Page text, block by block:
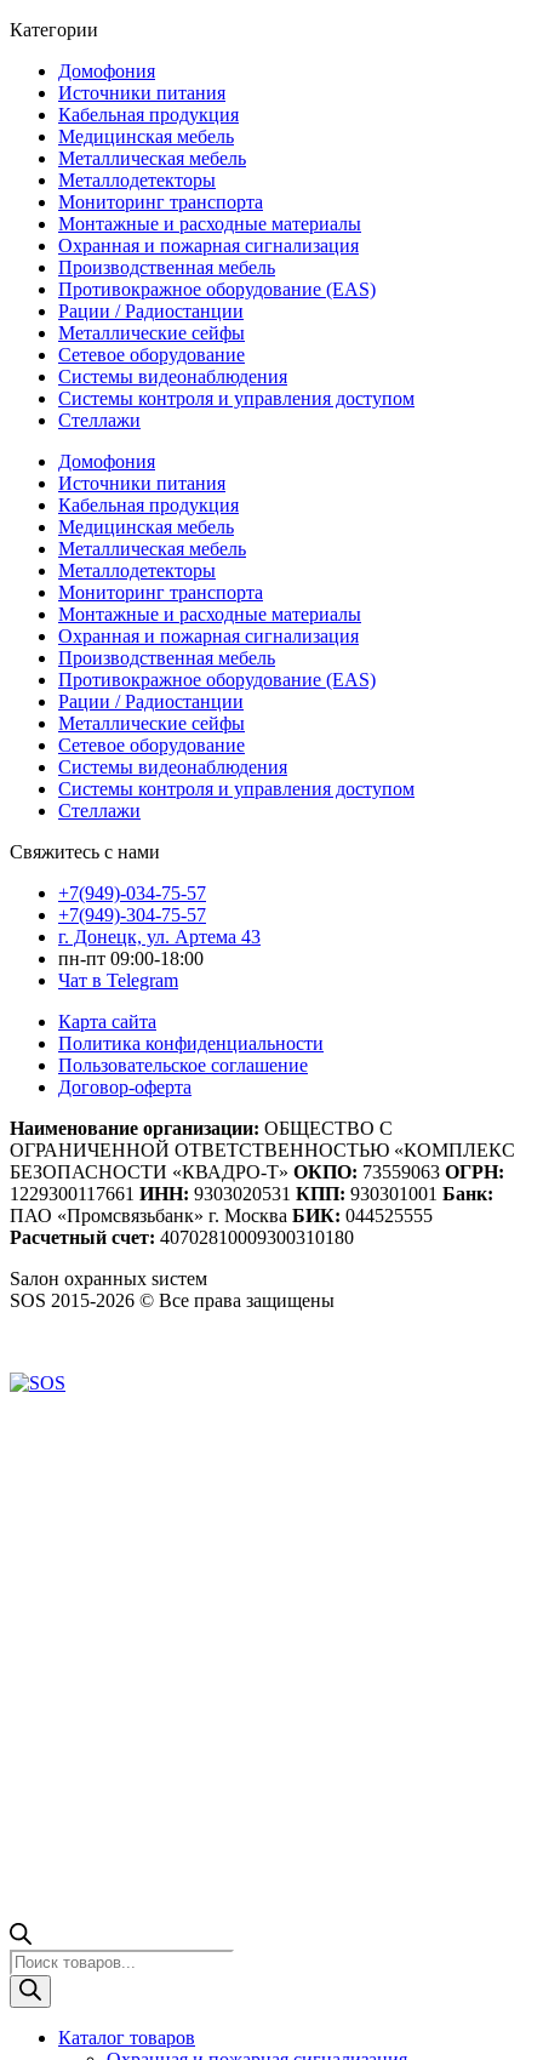
Категории
Домофония
Источники питания
Кабельная продукция
Медицинская мебель
Металлическая мебель
Металлодетекторы
Мониторинг транспорта
Монтажные и расходные материалы
Охранная и пожарная сигнализация
Производственная мебель
Противокражное оборудование (EAS)
Рации / Радиостанции
Металлические сейфы
Сетевое оборудование
Системы видеонаблюдения
Системы контроля и управления доступом
Стеллажи
Домофония
Источники питания
Кабельная продукция
Медицинская мебель
Металлическая мебель
Металлодетекторы
Мониторинг транспорта
Монтажные и расходные материалы
Охранная и пожарная сигнализация
Производственная мебель
Противокражное оборудование (EAS)
Рации / Радиостанции
Металлические сейфы
Сетевое оборудование
Системы видеонаблюдения
Системы контроля и управления доступом
Стеллажи
Свяжитесь с нами
+7(949)-034-75-57
+7(949)-304-75-57
г. Донецк, ул. Артема 43
пн-пт 09:00-18:00
Чат в Telegram
Карта сайта
Политика конфиденциальности
Пользовательское соглашение
Договор-оферта
Наименование организации: ОБЩЕСТВО С
ОГРАНИЧЕННОЙ ОТВЕТСТВЕННОСТЬЮ «КОМПЛЕКС
БЕЗОПАСНОСТИ «КВАДРО-Т» ОКПО: 73559063 ОГРН:
1229300117661 ИНН: 9303020531 КПП: 930301001 Банк:
ПАО «Промсвязьбанк» г. Москва БИК: 044525555
Расчетный счет: 40702810009300310180
Sалон охранных sистем
SOS 2015-2026 © Все права защищены
Поиск
товаров
Каталог товаров